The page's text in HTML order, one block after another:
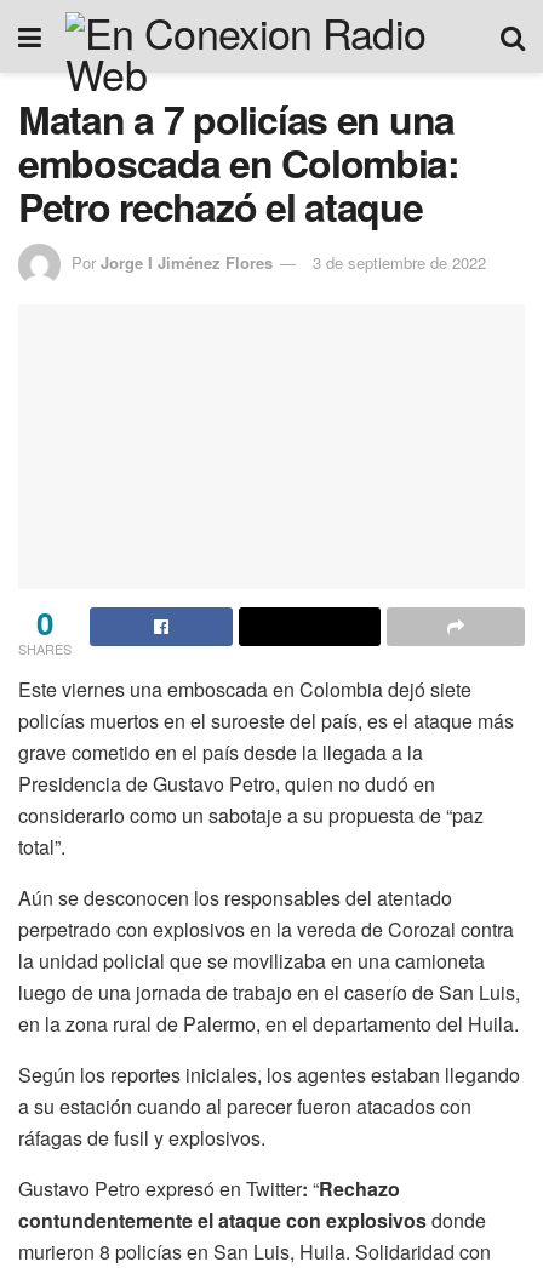
Matan a 7 policías en una
emboscada en Colombia:
Petro rechazó el ataque
Por Jorge I Jiménez Flores 3 de septiembre de 2022
0
SHARES
Este viernes una emboscada en Colombia dejó siete
policías muertos en el suroeste del país, es el ataque más
grave cometido en el país desde la llegada a la
Presidencia de Gustavo Petro, quien no dudó en
considerarlo como un sabotaje a su propuesta de “paz
total”.
Aún se desconocen los responsables del atentado
perpetrado con explosivos en la vereda de Corozal contra
la unidad policial que se movilizaba en una camioneta
luego de una jornada de trabajo en el caserío de San Luis,
en la zona rural de Palermo, en el departamento del Huila.
Según los reportes iniciales, los agentes estaban llegando
a su estación cuando al parecer fueron atacados con
ráfagas de fusil y explosivos.
Gustavo Petro expresó en Twitter: “Rechazo
contundentemente el ataque con explosivosdonde
murieron 8 policías en San Luis, Huila. Solidaridad con